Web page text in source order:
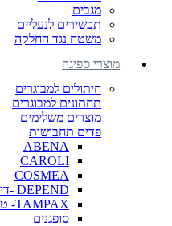
מגבים
תכשירים לנעליים
משטח נגד החלקה
מוצרי ספיגה
חיתולים למבוגרים
תחתונים למבוגרים
מוצרים משלימים
פדים תחבושות
ABENA
CAROLI
COSMEA
DEPEND -דיפנד
TAMPAX- טמפקס
סופגנים